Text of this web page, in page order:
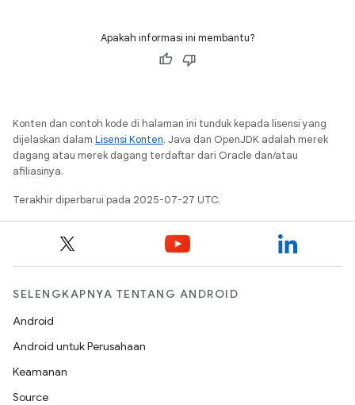
Apakah informasi ini membantu?
Konten dan contoh kode di halaman ini tunduk kepada lisensi yang
dijelaskan dalam Lisensi Konten. Java dan OpenJDK adalah merek
dagang atau merek dagang terdaftar dari Oracle dan/atau
afiliasinya.
Terakhir diperbarui pada 2025-07-27 UTC.
SELENGKAPNYA TENTANG ANDROID
Android
Android untuk Perusahaan
Keamanan
Source